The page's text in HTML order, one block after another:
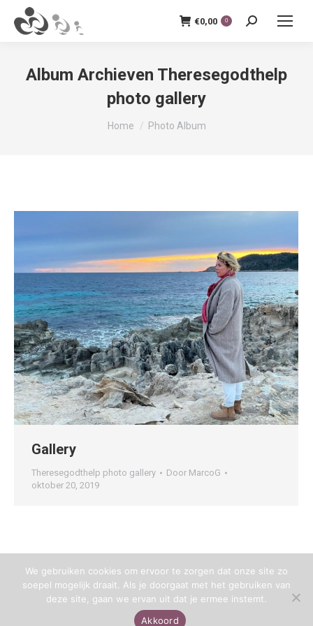
€0,00 0 Zoeken:
Album Archieven Theresegodthelp
photo gallery
Je bent hier:
Home Photo Album
Gallery
Theresegodthelp photo gallery Door MarcoG
oktober 20, 2019
We gebruiken cookies om ervoor te zorgen dat onze site zo
soepel mogelijk draait. Als je doorgaat met het gebruiken van
deze site, gaan we ervan uit dat je ermee instemt.
Akkoord